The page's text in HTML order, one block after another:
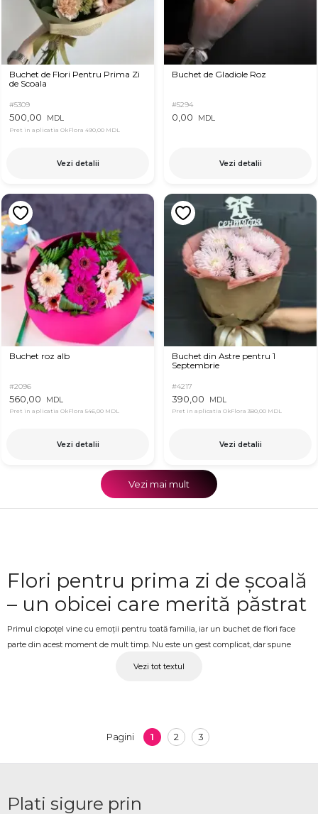
Buchet de Flori Pentru Prima Zi
de Scoala
#5309
500,00 MDL
Pret in aplicatia OkFlora 490,00 MDL
Vezi detalii
Buchet de Gladiole Roz
#5294
0,00 MDL
Vezi detalii
Buchet roz alb
#2096
560,00 MDL
Pret in aplicatia OkFlora 546,00 MDL
Vezi detalii
Buchet din Astre pentru 1
Septembrie
#4217
390,00 MDL
Pret in aplicatia OkFlora 380,00 MDL
Vezi detalii
Vezi mai mult
Flori pentru prima zi de școală
– un obicei care merită păstrat
Primul clopoțel vine cu emoții pentru toată familia, iar un buchet de flori face
parte din acest moment de mult timp. Nu este un gest complicat, dar spune
Buchete de 1 Septembrie
EDINET – pentru elevi și
Florile de 1 Septembrie au două direcții clare: buchete pentru copii, mai colorate și
Vezi tot textul
Pagini 1 2 3
Plati sigure prin